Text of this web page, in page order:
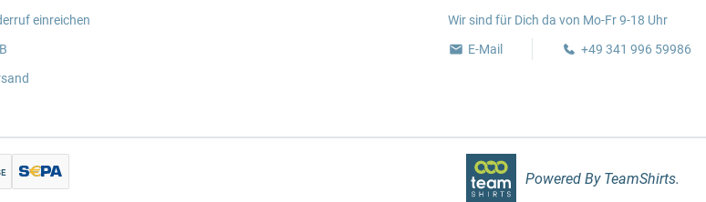
einreichen
Wir sind für Dich da von Mo-Fr 9-18 Uhr
E-Mail
+49 341 996 59986
Powered By TeamShirts.